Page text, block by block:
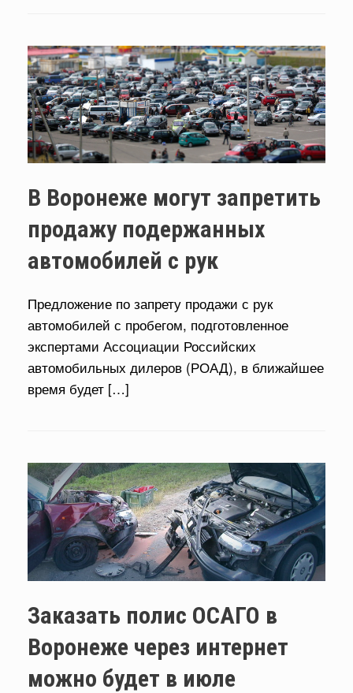
В Воронеже могут запретить
продажу подержанных
автомобилей с рук
Предложение по запрету продажи с рук
автомобилей с пробегом, подготовленное
экспертами Ассоциации Российских
автомобильных дилеров (РОАД), в ближайшее
время будет […]
Заказать полис ОСАГО в
Воронеже через интернет
можно будет в июле